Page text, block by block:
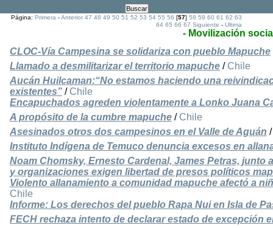
Página:Primera -Anterior 47 48 49 50 51 52 53 54 55 56 [57]58 59 60 61 62 63
64 65 66 67 Siguiente -Ultima
- Movilización
CLOC-Vía Campesina se solidariza con pueblo Mapuche
Llamado a desmilitarizar el territorio mapuche / Chile
Aucán Huilcaman:“No estamos haciendo una
existentes” / Chile
Encapuchados agreden violentamente a Lonko Juana
A propósito de la cumbre mapuche / Chile
Asesinados otros dos campesinos en el Valle de Aguán
Instituto Indígena de Temuco denuncia excesos en
Noam Chomsky, Ernesto Cardenal, James Petras, junto
y organizaciones exigen libertad de presos políticos
Violento allanamiento a comunidad mapuche afectó a
Chile
Informe: Los derechos del pueblo Rapa Nui en Isla de
FECH rechaza intento de declarar estado de excepción